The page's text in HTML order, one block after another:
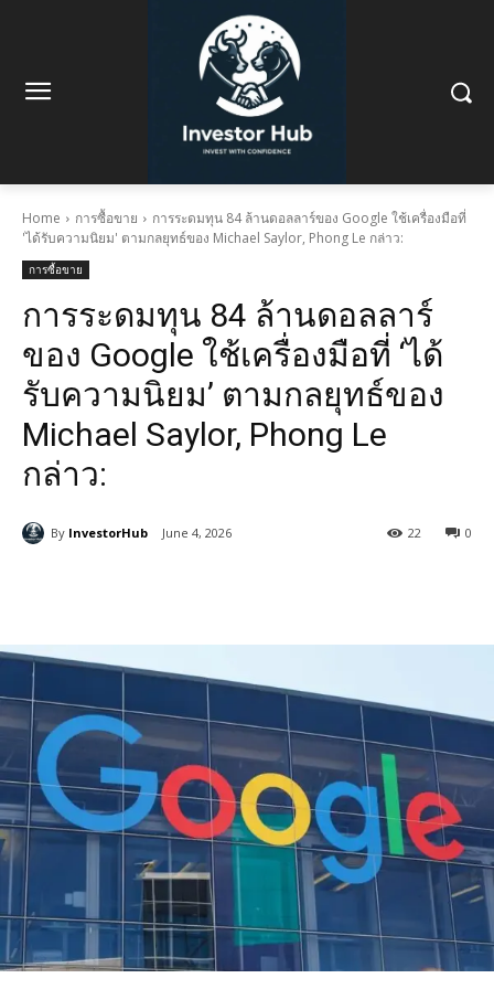
Home การซื้อขาย
การระดมทุน 84 ล้านดอลลาร์ของ Google ใช้เครื่องมือที่
'ได้รับความนิยม' ตามกลยุทธ์ของ Michael Saylor, Phong Le กล่าว:
การซื้อขาย
การระดมทุน 84 ล้านดอลลาร์
ของ Google ใช้เครื่องมือที่ ‘ได้
รับความนิยม’ ตามกลยุทธ์ของ
Michael Saylor, Phong Le
กล่าว:
By InvestorHub June 4, 2026 0
22